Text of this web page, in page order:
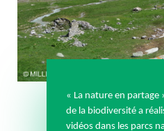
« La nature en partage
de la biodiversité a
vidéos dans les parcs